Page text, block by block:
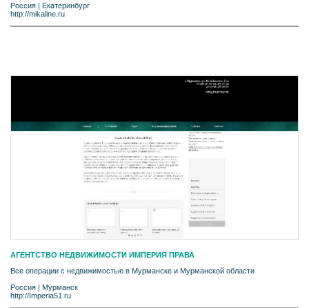
Россия | Екатеринбург
http://mikaline.ru
АГЕНТСТВО НЕДВИЖИМОСТИ ИМПЕРИЯ ПРАВА
Все операции с недвижимостью в Мурманске и Мурманской области
Россия | Мурманск
http://Imperia51.ru